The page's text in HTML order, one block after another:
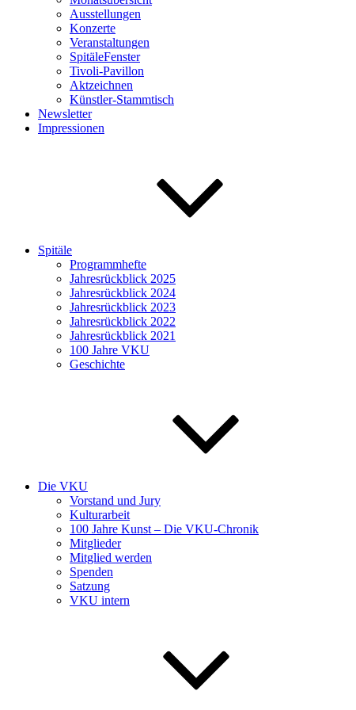
Ausstellungen
Konzerte
Veranstaltungen
SpitäleFenster
Tivoli-Pavillon
Aktzeichnen
Künstler-Stammtisch
Newsletter
Impressionen
Spitäle
Programmhefte
Jahresrückblick 2025
Jahresrückblick 2024
Jahresrückblick 2023
Jahresrückblick 2022
Jahresrückblick 2021
100 Jahre VKU
Geschichte
Die VKU
Vorstand und Jury
Kulturarbeit
100 Jahre Kunst – Die VKU-Chronik
Mitglieder
Mitglied werden
Spenden
Satzung
VKU intern